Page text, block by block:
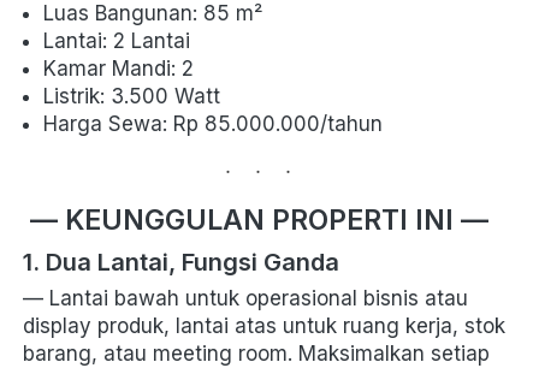
Luas Bangunan: 85 m²
Lantai: 2 Lantai
Kamar Mandi: 2
Listrik: 3.500 Watt
Harga Sewa: Rp 85.000.000/tahun
...
— KEUNGGULAN PROPERTI INI —
1. Dua Lantai, Fungsi Ganda
— Lantai bawah untuk operasional bisnis atau
display produk, lantai atas untuk ruang kerja, stok
barang, atau meeting room. Maksimalkan setiap